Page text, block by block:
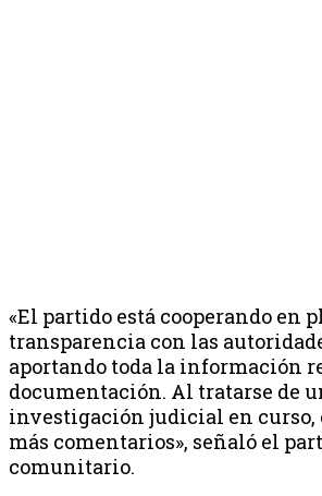
«El partido está cooperando en
transparencia con las
aportando toda la información
documentación. Al tratarse de
investigación judicial en curso,
más comentarios», señaló el
comunitario.